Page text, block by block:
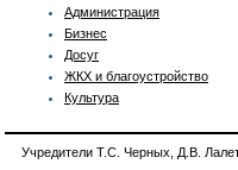
Администрация
Бизнес
Досуг
ЖКХ и благоустройство
Культура
Учредители Т.С. Черных, Д.В.